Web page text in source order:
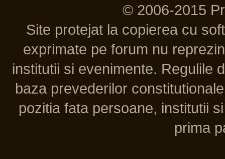
© 2006-2015
Site protejat la copierea cu
exprimate pe forum nu
institutii si evenimente. Regulile
baza prevederilor
pozitia fata persoane, institutii
prima